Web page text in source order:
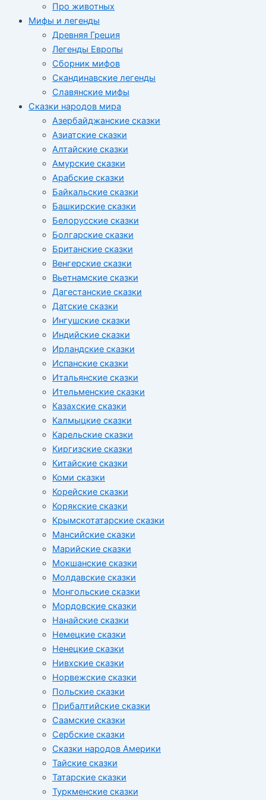
Про животных
Мифы и легенды
Древняя Греция
Легенды Европы
Сборник мифов
Скандинавские легенды
Славянские мифы
Сказки народов мира
Азербайджанские сказки
Азиатские сказки
Алтайские сказки
Амурские сказки
Арабские сказки
Байкальские сказки
Башкирские сказки
Белорусские сказки
Болгарские сказки
Британские сказки
Венгерские сказки
Вьетнамские сказки
Дагестанские сказки
Датские сказки
Ингушские сказки
Индийские сказки
Ирландские сказки
Испанские сказки
Итальянские сказки
Ительменские сказки
Казахские сказки
Калмыцкие сказки
Карельские сказки
Киргизские сказки
Китайские сказки
Коми сказки
Корейские сказки
Корякские сказки
Крымскотатарские сказки
Мансийские сказки
Марийские сказки
Мокшанские сказки
Молдавские сказки
Монгольские сказки
Мордовские сказки
Нанайские сказки
Немецкие сказки
Ненецкие сказки
Нивхские сказки
Норвежские сказки
Польские сказки
Прибалтийские сказки
Cаамские сказки
Сербские сказки
Сказки народов Америки
Тайские сказки
Татарские сказки
Туркменские сказки